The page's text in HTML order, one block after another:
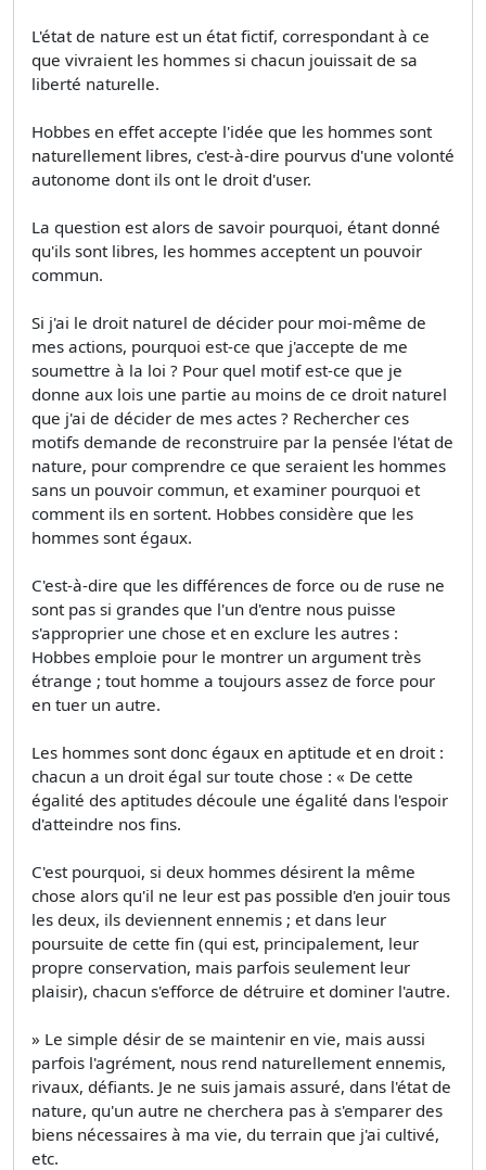
L'état de nature est un état fictif, correspondant à ce
que vivraient les hommes si chacun jouissait de sa
liberté naturelle.
Hobbes en effet accepte l'idée que les hommes sont
naturellement libres, c'est-à-dire pourvus d'une volonté
autonome dont ils ont le droit d'user.
La question est alors de savoir pourquoi, étant donné
qu'ils sont libres, les hommes acceptent un pouvoir
commun.
Si j'ai le droit naturel de décider pour moi-même de
mes actions, pourquoi est-ce que j'accepte de me
soumettre à la loi ? Pour quel motif est-ce que je
donne aux lois une partie au moins de ce droit naturel
que j'ai de décider de mes actes ? Rechercher ces
motifs demande de reconstruire par la pensée l'état de
nature, pour comprendre ce que seraient les hommes
sans un pouvoir commun, et examiner pourquoi et
comment ils en sortent. Hobbes considère que les
hommes sont égaux.
C'est-à-dire que les différences de force ou de ruse ne
sont pas si grandes que l'un d'entre nous puisse
s'approprier une chose et en exclure les autres :
Hobbes emploie pour le montrer un argument très
étrange ; tout homme a toujours assez de force pour
en tuer un autre.
Les hommes sont donc égaux en aptitude et en droit :
chacun a un droit égal sur toute chose : « De cette
égalité des aptitudes découle une égalité dans l'espoir
d'atteindre nos fins.
C'est pourquoi, si deux hommes désirent la même
chose alors qu'il ne leur est pas possible d'en jouir tous
les deux, ils deviennent ennemis ; et dans leur
poursuite de cette fin (qui est, principalement, leur
propre conservation, mais parfois seulement leur
plaisir), chacun s'efforce de détruire et dominer l'autre.
» Le simple désir de se maintenir en vie, mais aussi
parfois l'agrément, nous rend naturellement ennemis,
rivaux, défiants. Je ne suis jamais assuré, dans l'état de
nature, qu'un autre ne cherchera pas à s'emparer des
biens nécessaires à ma vie, du terrain que j'ai cultivé,
etc.